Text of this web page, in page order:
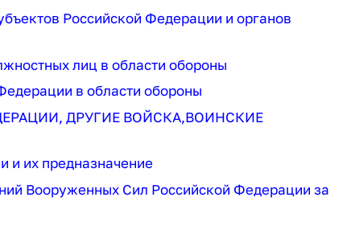
Российской Федерации и органов
лиц в области обороны
в области обороны
ДРУГИЕ ВОЙСКА,ВОИНСКИЕ
и их предназначение
Вооруженных Сил Российской Федерации за